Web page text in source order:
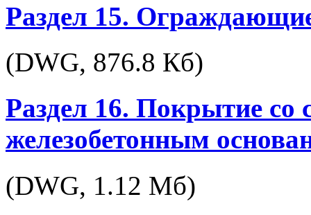
Раздел 15.
(DWG, 876.8 Кб)
Раздел 16. Покрытие
железобетонным
(DWG, 1.12 Мб)